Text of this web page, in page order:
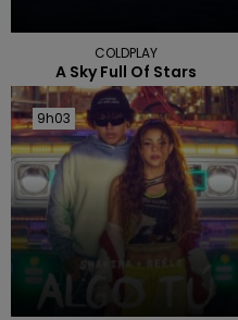
COLDPLAY
A Sky Full Of Stars
9h03
9h03